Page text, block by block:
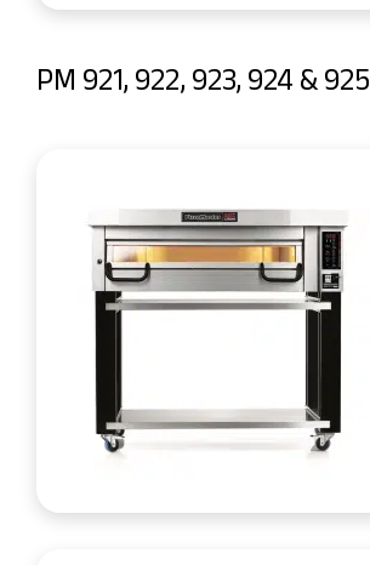
PM 921, 922, 923, 924 & 925